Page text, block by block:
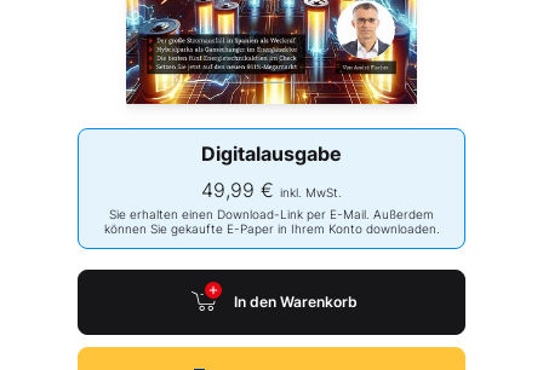
Digitalausgabe
49,99 € inkl. MwSt.
Sie erhalten einen Download-Link per E-Mail. Außerdem
können Sie gekaufte E-Paper in Ihrem Konto downloaden.
In den Warenkorb